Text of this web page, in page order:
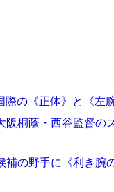
際の《正体》と《左
阪桐蔭・西谷監督
補の野手に《利き